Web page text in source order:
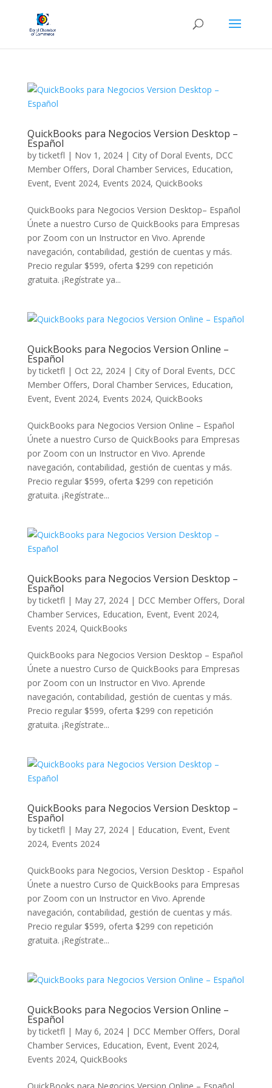
QuickBooks para Negocios Version Desktop –
Español
byticketfl | Nov 1, 2024| City of Doral Events, DCC
Member Offers, Doral Chamber Services, Education,
Event, Event 2024, Events 2024, QuickBooks
QuickBooks para Negocios Version Desktop– Español
Únete a nuestro Curso de QuickBooks para Empresas
por Zoom con un Instructor en Vivo. Aprende
navegación, contabilidad, gestión de cuentas y más.
Precio regular $599, oferta $299 con repetición
gratuita. ¡Regístrate ya...
QuickBooks para Negocios Version Online –
Español
byticketfl | Oct 22, 2024| City of Doral Events, DCC
Member Offers, Doral Chamber Services, Education,
Event, Event 2024, Events 2024, QuickBooks
QuickBooks para Negocios Version Online – Español​
Únete a nuestro Curso de QuickBooks para Empresas
por Zoom con un Instructor en Vivo. Aprende
navegación, contabilidad, gestión de cuentas y más.
Precio regular $599, oferta $299 con repetición
gratuita. ¡Regístrate...
QuickBooks para Negocios Version Desktop –
Español
byticketfl | May 27, 2024| DCC Member Offers, Doral
Chamber Services, Education, Event, Event 2024,
Events 2024, QuickBooks
QuickBooks para Negocios Version Desktop – Español
Únete a nuestro Curso de QuickBooks para Empresas
por Zoom con un Instructor en Vivo. Aprende
navegación, contabilidad, gestión de cuentas y más.
Precio regular $599, oferta $299 con repetición
gratuita. ¡Regístrate...
QuickBooks para Negocios Version Desktop –
Español
byticketfl | May 27, 2024| Education, Event, Event
2024, Events 2024
QuickBooks para Negocios, Version Desktop - Español
Únete a nuestro Curso de QuickBooks para Empresas
por Zoom con un Instructor en Vivo. Aprende
navegación, contabilidad, gestión de cuentas y más.
Precio regular $599, oferta $299 con repetición
gratuita. ¡Regístrate...
QuickBooks para Negocios Version Online –
Español
byticketfl | May 6, 2024| DCC Member Offers, Doral
Chamber Services, Education, Event, Event 2024,
Events 2024, QuickBooks